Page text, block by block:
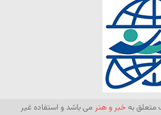
بهخبر و هنر می باشد و استفاده غیر